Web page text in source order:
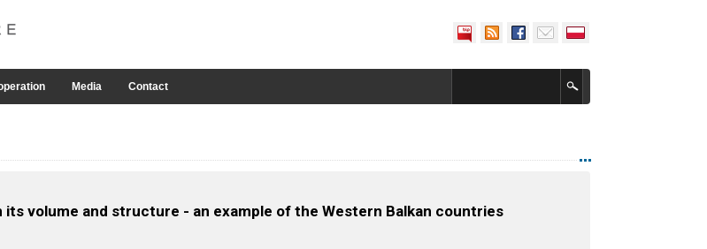
Media Contact
volume and structure - an example of the Western Balkan countries